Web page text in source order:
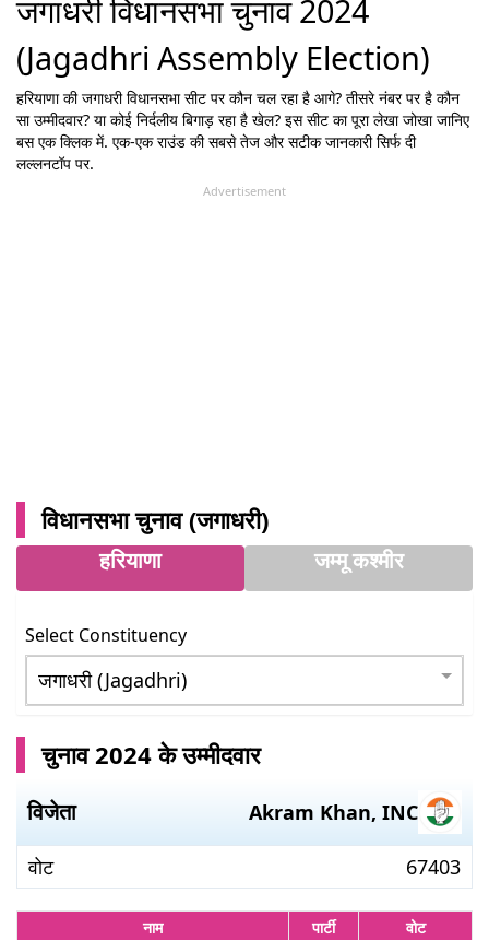
जगाधरी विधानसभा चुनाव 2024
(Jagadhri Assembly Election)
हरियाणाकी जगाधरीविधानसभा सीट पर कौन चल रहा है आगे? तीसरे नंबर पर है कौन
सा उम्मीदवार? या कोई निर्दलीय बिगाड़ रहा है खेल? इस सीट का पूरा लेखा जोखा जानिए
बस एक क्लिक में. एक-एक राउंड की सबसे तेज और सटीक जानकारी सिर्फ दी
लल्लनटॉप पर.
Advertisement
विधानसभा चुनाव (जगाधरी)
हरियाणा जम्मू कश्मीर
Select Constituency
चुनाव 2024 के उम्मीदवार
विजेता Akram Khan, INC
वोट 67403
नाम पार्टी वोट